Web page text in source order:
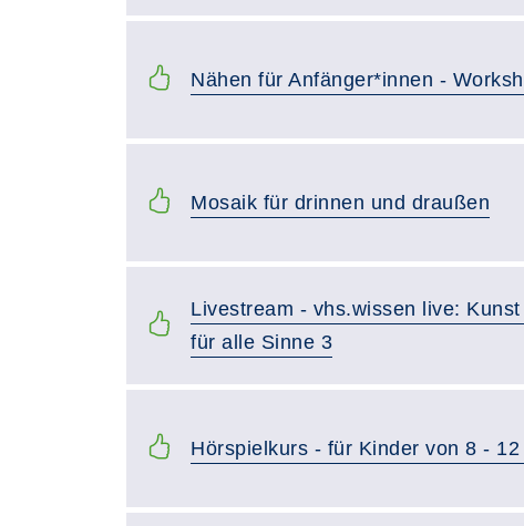
Nähen für Anfänger*innen -
Mosaik für drinnen und draußen
Livestream - vhs.wissen live:
für alle Sinne 3
Hörspielkurs - für Kinder von 8 - 12